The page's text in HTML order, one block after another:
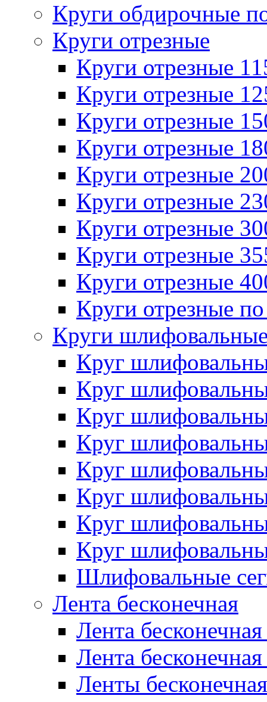
Круги обдирочные
Круги отрезные
Круги отрезные
Круги отрезные
Круги отрезные
Круги отрезные
Круги отрезные
Круги отрезные
Круги отрезные
Круги отрезные
Круги отрезные
Круги отрезные
Круги
Круг
Круг
Круг
Круг
Круг
Круг
Круг
Круг
Шлифовальные
Лента бесконечная
Лента
Лента
Ленты